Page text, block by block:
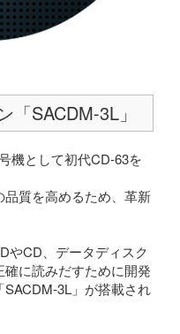
SACDM-3L」
機として初代CD-63を
質を高めるため、革新
やCD、データディスク
に読みだすために開発
3L」が搭載され